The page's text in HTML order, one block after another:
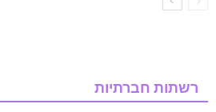
רשתות חברתיות